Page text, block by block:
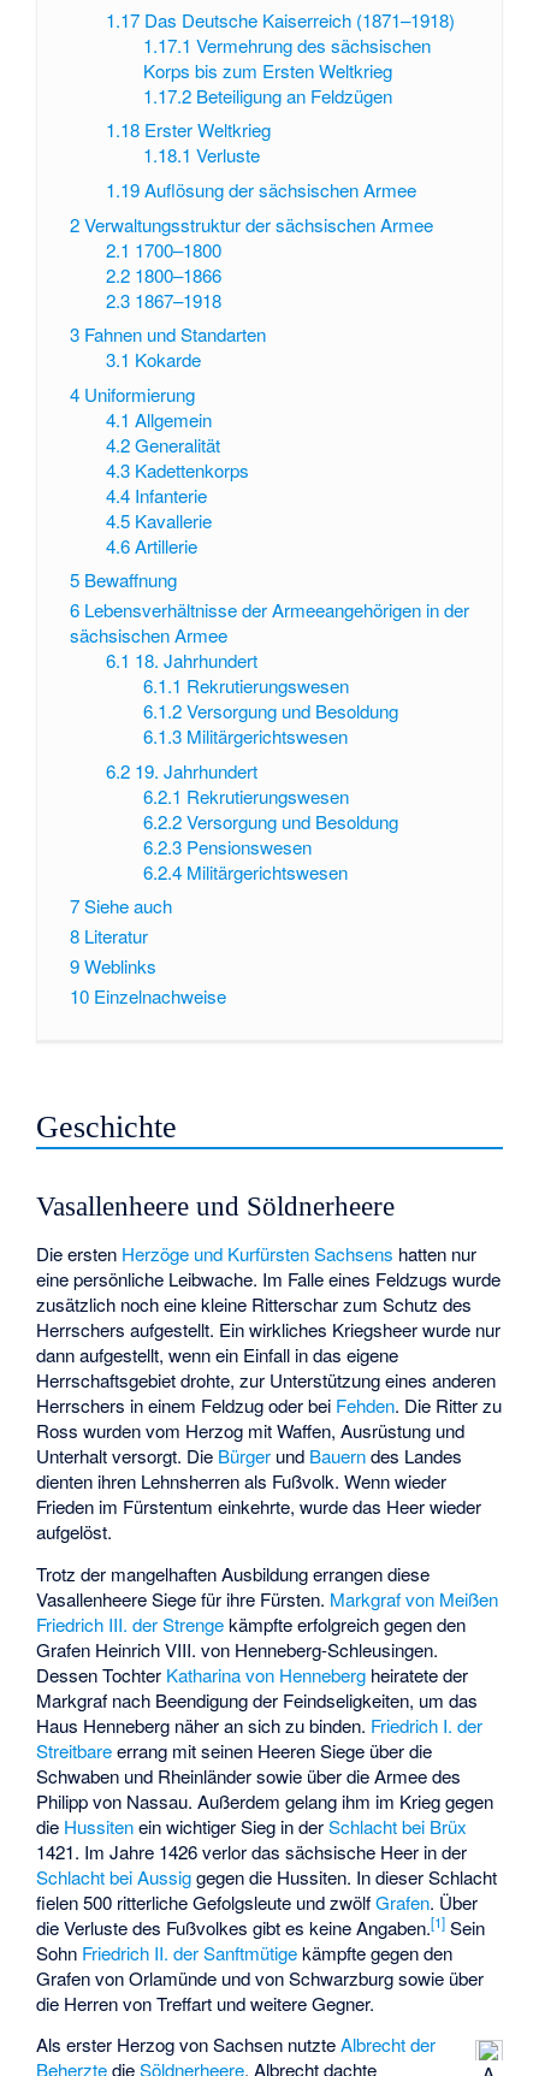
1.17 Das Deutsche Kaiserreich (1871–1918)
1.17.1 Vermehrung des sächsischen
Korps bis zum Ersten Weltkrieg
1.17.2 Beteiligung an Feldzügen
1.18 Erster Weltkrieg
1.18.1 Verluste
1.19 Auflösung der sächsischen Armee
2Verwaltungsstruktur der sächsischen Armee
2.1 1700–1800
2.2 1800–1866
2.3 1867–1918
3 Fahnen und Standarten
3.1 Kokarde
4 Uniformierung
4.1 Allgemein
4.2 Generalität
4.3 Kadettenkorps
4.4 Infanterie
4.5 Kavallerie
4.6 Artillerie
5 Bewaffnung
6 Lebensverhältnisse der Armeeangehörigen in der
sächsischen Armee
6.1 18. Jahrhundert
6.1.1 Rekrutierungswesen
6.1.2 Versorgung und Besoldung
6.1.3 Militärgerichtswesen
6.2 19. Jahrhundert
6.2.1 Rekrutierungswesen
6.2.2 Versorgung und Besoldung
6.2.3 Pensionswesen
6.2.4 Militärgerichtswesen
7Siehe auch
8 Literatur
9Weblinks
10 Einzelnachweise
Geschichte
Vasallenheere und Söldnerheere
Die ersten Herzöge und Kurfürsten Sachsens hatten nur
eine persönliche Leibwache. Im Falle eines Feldzugs wurde
zusätzlich noch eine kleine Ritterschar zum Schutz des
Herrschers aufgestellt. Ein wirkliches Kriegsheer wurde nur
dann aufgestellt, wenn ein Einfall in das eigene
Herrschaftsgebiet drohte, zur Unterstützung eines anderen
Herrschers in einem Feldzug oder bei Fehden. Die Ritter zu
Ross wurden vom Herzog mit Waffen, Ausrüstung und
Unterhalt versorgt. Die Bürger und Bauerndes Landes
dienten ihren Lehnsherren als Fußvolk. Wenn wieder
Frieden im Fürstentum einkehrte, wurde das Heer wieder
aufgelöst.
Trotz der mangelhaften Ausbildung errangen diese
Vasallenheere Siege für ihre Fürsten. Markgraf von Meißen
Friedrich III. der Strengekämpfte erfolgreich gegen den
Grafen Heinrich VIII. von Henneberg-Schleusingen.
Dessen Tochter Katharina von Henneberg heiratete der
Markgraf nach Beendigung der Feindseligkeiten, um das
Haus Henneberg näher an sich zu binden. Friedrich I. der
Streitbareerrang mit seinen Heeren Siege über die
Schwaben und Rheinländer sowie über die Armee des
Philipp von Nassau. Außerdem gelang ihm im Krieg gegen
die Hussitenein wichtiger Sieg in derSchlacht bei Brüx
1421. Im Jahre 1426 verlor das sächsische Heer in der
Schlacht bei Aussiggegen die Hussiten. In dieser Schlacht
fielen 500 ritterliche Gefolgsleute und zwölfGrafen. Über
die Verluste des Fußvolkes gibt es keine Angaben.[1] Sein
Sohn Friedrich II. der Sanftmütigekämpfte gegen den
Grafen von Orlamünde und von Schwarzburg sowie über
die Herren von Treffart und weitere Gegner.
Als erster Herzog von Sachsen nutzteAlbrecht der
BeherztedieSöldnerheere. Albrecht dachte